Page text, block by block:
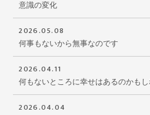
意識の変化
2026.05.08
何事もないから無事なのです
2026.04.11
何もないところに幸せはあるのかも
2026.04.04